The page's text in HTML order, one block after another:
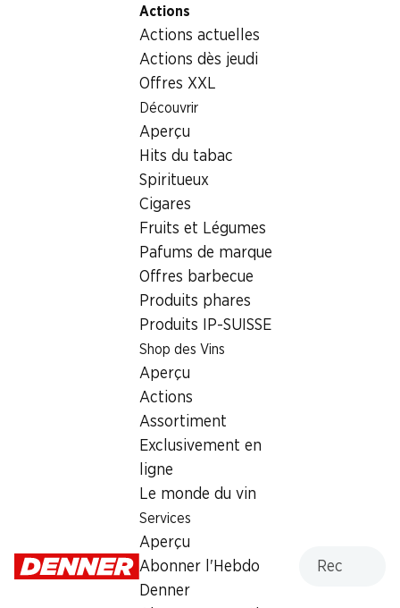
Actions
Actions actuelles
Actions dès jeudi
Offres XXL
Découvrir
Aperçu
Hits du tabac
Spiritueux
Cigares
Fruits et Légumes
Pafums de marque
Offres barbecue
Produits phares
Produits IP-SUISSE
Shop des Vins
Aperçu
Actions
Assortiment
Exclusivement en
ligne
Le monde du vin
Services
Aperçu
Abonner l'Hebdo
Denner
Chocolat/sucreries
Lapin Harry Kinder Ferrero
Lapin Harry Kinder Ferrero
Numéro d'article1021242